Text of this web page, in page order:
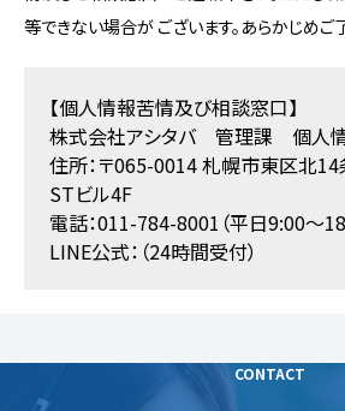
等できない場合が ございます。あらかじめご
【個人情報苦情及び相談窓口】
株式会社アシタバ 管理課 個人
住所：〒065-0014 札幌市東区北
STビル4F
電話：011-784-8001（平日9:00～
LINE公式：（24時間受付）
CONTACT